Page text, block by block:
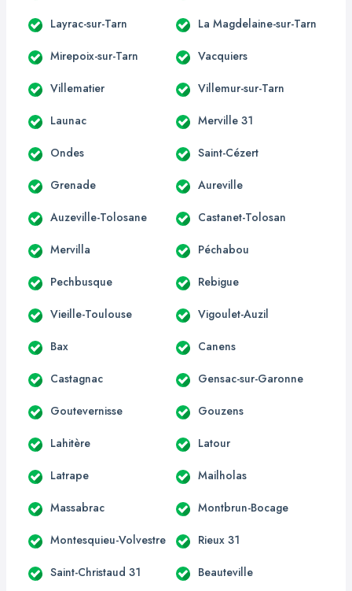
Layrac-sur-Tarn La Magdelaine-sur-Tarn
Mirepoix-sur-Tarn Vacquiers
Villematier Villemur-sur-Tarn
Launac Merville 31
Ondes Saint-Cézert
Grenade Aureville
Auzeville-Tolosane Castanet-Tolosan
Mervilla Péchabou
Pechbusque Rebigue
Vieille-Toulouse Vigoulet-Auzil
Bax Canens
Castagnac Gensac-sur-Garonne
Goutevernisse Gouzens
Lahitère Latour
Latrape Mailholas
Massabrac Montbrun-Bocage
Montesquieu-Volvestre Rieux 31
Saint-Christaud 31 Beauteville